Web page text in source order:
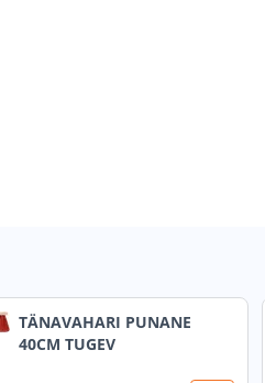
TÄNAVAHARI PUNANE
40CM TUGEV